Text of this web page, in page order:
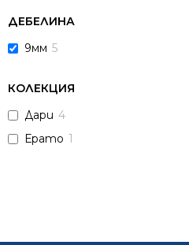
ДЕБЕЛИНА
9мм 5
КОЛЕКЦИЯ
Дари 4
Ерато 1